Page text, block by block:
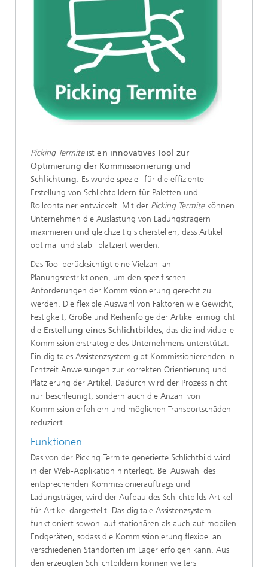
Picking Termiteist ein innovatives Tool zur
Optimierung der Kommissionierung und
Schlichtung. Es wurde speziell für die effiziente
Erstellung von Schlichtbildern für Paletten und
Rollcontainer entwickelt. Mit der Picking Termitekönnen
Unternehmen die Auslastung von Ladungsträgern
maximieren und gleichzeitig sicherstellen, dass Artikel
optimal und stabil platziert werden.
Das Tool berücksichtigt eine Vielzahl an
Planungsrestriktionen, um den spezifischen
Anforderungen der Kommissionierung gerecht zu
werden. Die flexible Auswahl von Faktoren wie Gewicht,
Festigkeit, Größe und Reihenfolge der Artikel ermöglicht
die Erstellung eines Schlichtbildes, das die individuelle
Kommissionierstrategie des Unternehmens unterstützt.
Ein digitales Assistenzsystem gibt Kommissionierenden in
Echtzeit Anweisungen zur korrekten Orientierung und
Platzierung der Artikel. Dadurch wird der Prozess nicht
nur beschleunigt, sondern auch die Anzahl von
Kommissionierfehlern und möglichen Transportschäden
reduziert.
Funktionen
Das von der Picking Termite generierte Schlichtbild wird
in der Web-Applikation hinterlegt. Bei Auswahl des
entsprechenden Kommissionierauftrags und
Ladungsträger, wird der Aufbau des Schlichtbilds Artikel
für Artikel dargestellt. Das digitale Assistenzsystem
funktioniert sowohl auf stationären als auch auf mobilen
Endgeräten, sodass die Kommissionierung flexibel an
verschiedenen Standorten im Lager erfolgen kann. Aus
den erzeugten Schlichtbildern können weiters